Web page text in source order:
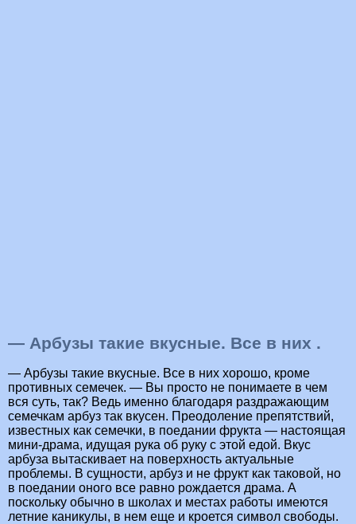
— Арбузы такие вкусные. Все в них .
— Арбузы такие вкусные. Все в них хорошо, кроме
противных семечек. — Вы просто не понимаете в чем
вся суть, так? Ведь именно благодаря раздражающим
семечкам арбуз так вкусен. Преодоление препятствий,
известных как семечки, в поедании фрукта — настоящая
мини-драма, идущая рука об руку с этой едой. Вкус
арбуза вытаскивает на поверхность актуальные
проблемы. В сущности, арбуз и не фрукт как таковой, но
в поедании оного все равно рождается драма. А
поскольку обычно в школах и местах работы имеются
летние каникулы, в нем еще и кроется символ свободы.